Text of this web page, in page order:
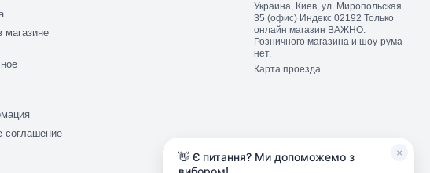
магазине
соглашение
Украина, Киев, ул. Миропольская
35 (офис) Индекс 02192 Только
онлайн магазин ВАЖНО:
Розничного магазина и шоу-рума
нет.
Карта проезда
×
👋 Є питання? Ми допоможемо з